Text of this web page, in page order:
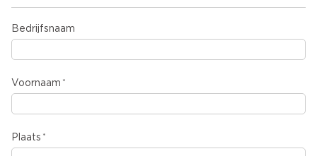
Bedrijfsnaam
Voornaam
Plaats